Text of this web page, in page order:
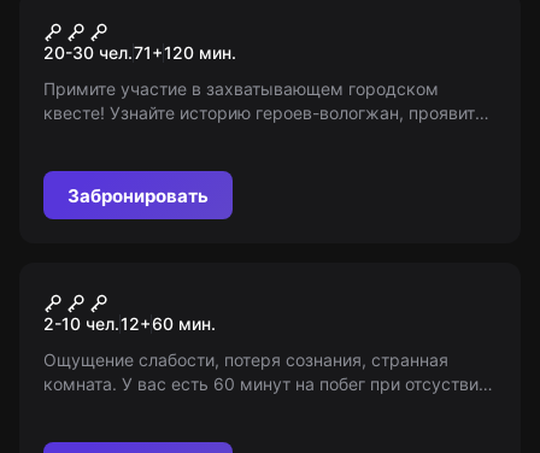
Посылка с фронта, или
Боевая задача выполнима
20-30 чел.71+120 мин.
Примите участие в захватывающем городском
квесте! Узнайте историю героев-вологжан, проявите
Забронировать
Коллекционер
2-10 чел.12+60 мин.
Ощущение слабости, потеря сознания, странная
комната. У вас есть 60 минут на побег при отсуствии